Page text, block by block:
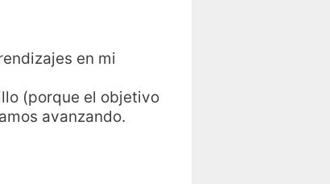
en mi
(porque el objetivo
avanzando.